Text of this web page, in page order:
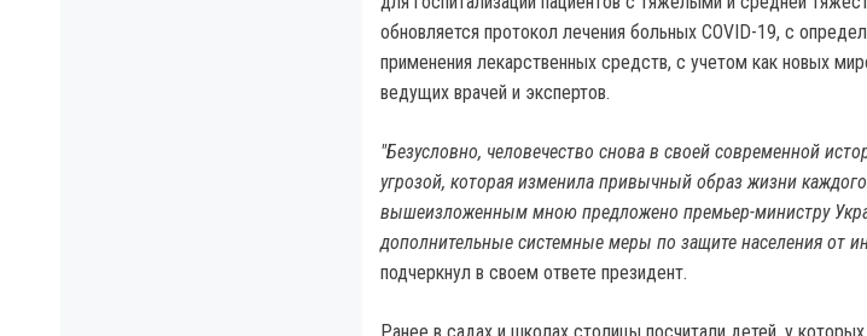
обновляется протокол лечения больных СОVID-19, с
применения лекарственных средств, с учетом как новых
ведущих врачей и экспертов.
"Безусловно, человечество снова в своей современной
угрозой, которая изменила привычный образ жизни
вышеизложенным мною предложено премьер-министру
дополнительные системные меры по защите населения от
подчеркнул в своем ответе президент.